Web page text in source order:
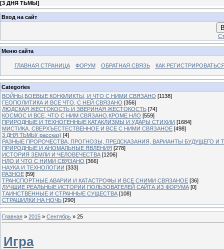
[3 ДНЯ ТЬМЫ]
Вход на сайт
Меню сайта
ГЛАВНАЯ СТРАНИЦА ФОРУМ ОБРАТНАЯ СВЯЗЬ КАК
Categories
ВОЙНЫ,БОЕВЫЕ КОНФЛИКТЫ, И ЧТО С НИМИ СВЯЗАНО [1138]
ГЕОПОЛИТИКА И ВСЕ ЧТО, С НЕЙ СВЯЗАНО [356]
ЛЮДСКАЯ ЖЕСТОКОСТЬ И ЗВЕРИНАЯ ЖЕСТОКОСТЬ [74]
КОСМОС И ВСЕ, ЧТО С НИМ СВЯЗАНО,КРОМЕ НЛО [559]
ПРИРОДНЫЕ И ТЕХНОГЕННЫЕ КАТАКЛИЗМЫ И УДАРЫ СТИХИИ [1684]
МИСТИКА, СВЕРХЪЕСТЕСТВЕННОЕ И ВСЕ С НИМИ СВЯЗАНОЕ [498]
3 ДНЯ ТЬМЫ( рассказ) [4]
РАЗНЫЕ ПРОРОЧЕСТВА, ПРОГНОЗЫ, ПРЕДСКАЗАНИЯ, ВАРИАНТЫ БУДУЩЕГО И
ПРИРОДНЫЕ И АНОМАЛЬНЫЕ ЯВЛЕНИЯ [278]
ИСТОРИЯ ЗЕМЛИ И ЧЕЛОВЕЧЕСТВА [1206]
НЛО И ЧТО С НИМИ СВЯЗАНО [366]
НАУКА И ТЕХНОЛОГИИ [333]
РАЗНОЕ [59]
ТРАНСПОРТНЫЕ АВАРИИ И КАТАСТРОФЫ И ВСЕ СНИМИ СВЯЗАНОЕ [36]
ЛУЧШИЕ РЕАЛЬНЫЕ ИСТОРИИ ПОЛЬЗОВАТЕЛЕЙ САЙТА ИЗ ФОРУМА [0]
ТАИНСТВЕННЫЕ И СТРАННЫЕ СУЩЕСТВА [108]
СТРАШИЛКИ НА НОЧЬ [290]
Главная » 2015 » Сентябрь » 25
Игра